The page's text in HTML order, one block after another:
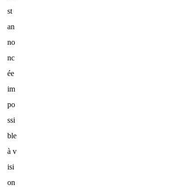
st
an
no
nc
ée
im
po
ssi
ble
à v
isi
on